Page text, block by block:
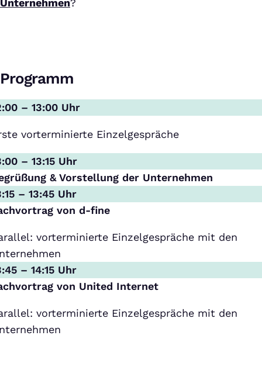
Unternehmen?
Programm
– 13:00 Uhr
vorterminierte Einzelgespräche
– 13:15 Uhr
& Vorstellung der Unternehmen
– 13:45 Uhr
von d-fine
vorterminierte Einzelgespräche mit den
– 14:15 Uhr
von United Internet
vorterminierte Einzelgespräche mit den